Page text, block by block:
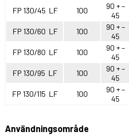
FP 130/45 LF 100
90 + –
45
FP 130/60 LF 100
90 + –
45
FP 130/80 LF 100
90 + –
45
FP 130/95 LF 100
90 + –
45
FP 130/115 LF 100
90 + –
45
Användningsområde